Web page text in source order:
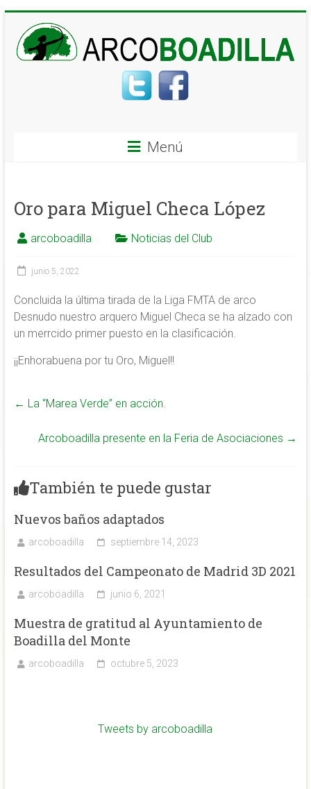
Menú
Oro para Miguel Checa López
arcoboadilla Noticias del Club
junio 5, 2022
Concluida la última tirada de la Liga FMTA de arco
Desnudo nuestro arquero Miguel Checa se ha alzado con
un merrcido primer puesto en la clasificación.
¡¡Enhorabuena por tu Oro, Miguel!!
← La “Marea Verde” en acción.
Arcoboadilla presente en la Feria de Asociaciones →
También te puede gustar
Nuevos baños adaptados
arcoboadilla septiembre 14, 2023
Resultados del Campeonato de Madrid 3D 2021
arcoboadilla junio 6, 2021
Muestra de gratitud al Ayuntamiento de
Boadilla del Monte
arcoboadilla octubre 5, 2023
Tweets by arcoboadilla